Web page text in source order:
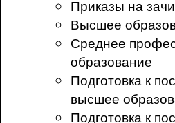
Приказы на
Высшее
Среднее
образование
Подготовка к
высшее
Подготовка к